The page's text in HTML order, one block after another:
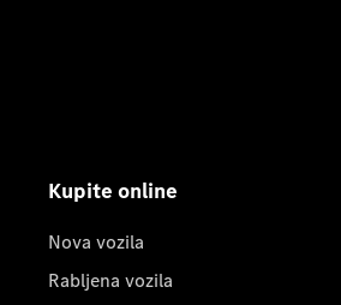
Kupite online
Nova vozila
Rabljena vozila